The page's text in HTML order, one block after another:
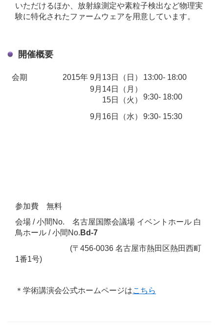
いただけるほか、放射線測定や素粒子検出など物理実
験に特化されたファームウェアを用意しています。
開催概要
会期 2015年 9月13日（日）
13:00- 18:00
9月14日（月）
15日（火）
9:30- 18:00
9月16日（水） 9:30- 15:30
参加費 無料
会場 / 小間No. 名古屋国際会議場 イベントホール 白
鳥ホール / 小間No. Bd-7
(〒456-0036 名古屋市熱田区熱田西町
1番1号)
＊学術講演会公式ホームページはこちら